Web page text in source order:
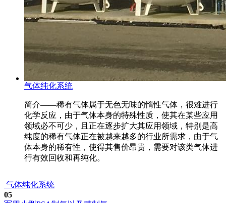
气体纯化系统
简介——稀有气体属于无色无味的惰性气体，很难进行
化学反应，由于气体本身的特殊性质，使其在某些应用
领域必不可少，且正在逐步扩大其应用领域，特别是高
纯度的稀有气体正在被越来越多的行业所需求，由于气
体本身的稀有性，使得其售价昂贵，需要对该类气体进
行有效回收和再纯化。
气体纯化系统
05